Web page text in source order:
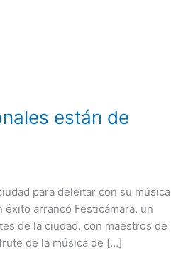
están de
para deleitar con su música
arrancó Festicámara, un
de la ciudad, con maestros de
de la música de […]